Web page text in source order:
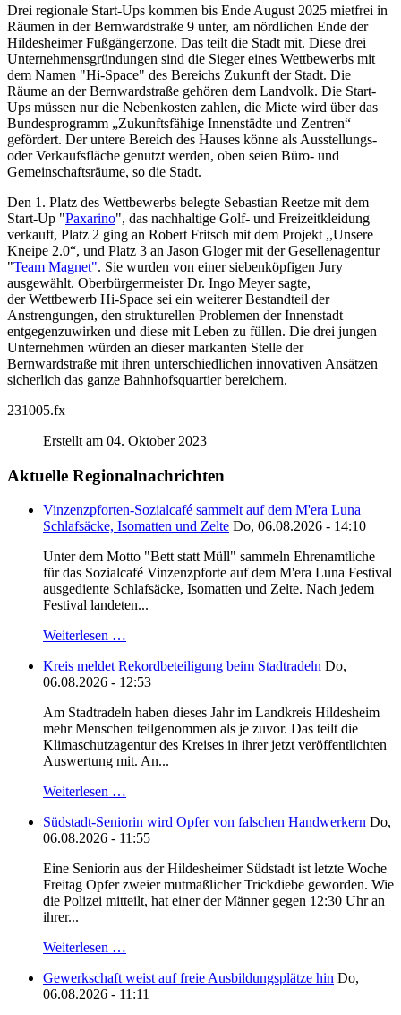
Drei regionale Start-Ups kommen bis Ende August 2025 mietfrei in
Räumen in der Bernwardstraße 9 unter, am nördlichen Ende der
Hildesheimer Fußgängerzone. Das teilt die Stadt mit. Diese drei
Unternehmensgründungen sind die Sieger eines Wettbewerbs mit
dem Namen "Hi-Space" des Bereichs Zukunft der Stadt. Die
Räume an der Bernwardstraße gehören dem Landvolk. Die Start-
Ups müssen nur die Nebenkosten zahlen, die Miete wird über das
Bundesprogramm „Zukunftsfähige Innenstädte und Zentren“
gefördert. Der untere Bereich des Hauses könne als Ausstellungs-
oder Verkaufsfläche genutzt werden, oben seien Büro- und
Gemeinschaftsräume, so die Stadt.
Den 1. Platz des Wettbewerbs belegte Sebastian Reetze mit dem
Start-Up "Paxarino", das nachhaltige Golf- und Freizeitkleidung
verkauft, Platz 2 ging an Robert Fritsch mit dem Projekt ,,Unsere
Kneipe 2.0“, und Platz 3 an Jason Gloger mit der Gesellenagentur
"Team Magnet". Sie wurden von einer siebenköpfigen Jury
ausgewählt. Oberbürgermeister Dr. Ingo Meyer sagte,
derWettbewerb Hi-Space sei ein weiterer Bestandteil der
Anstrengungen, den strukturellen Problemen der Innenstadt
entgegenzuwirken und diese mit Leben zu füllen. Die drei jungen
Unternehmen würden an dieser markanten Stelle der
Bernwardstraße mit ihren unterschiedlichen innovativen Ansätzen
sicherlich das ganze Bahnhofsquartier bereichern.
231005.fx
Erstellt am 04. Oktober 2023
Aktuelle Regionalnachrichten
Vinzenzpforten-Sozialcafé sammelt auf dem M'era Luna
Schlafsäcke, Isomatten und Zelte Do, 06.08.2026 - 14:10
Unter dem Motto "Bett statt Müll" sammeln Ehrenamtliche
für das Sozialcafé Vinzenzpforte auf dem M'era Luna Festival
ausgediente Schlafsäcke, Isomatten und Zelte. Nach jedem
Festival landeten...
Weiterlesen …
Kreis meldet Rekordbeteiligung beim Stadtradeln Do,
06.08.2026 - 12:53
Am Stadtradeln haben dieses Jahr im Landkreis Hildesheim
mehr Menschen teilgenommen als je zuvor. Das teilt die
Klimaschutzagentur des Kreises in ihrer jetzt veröffentlichten
Auswertung mit. An...
Weiterlesen …
Südstadt-Seniorin wird Opfer von falschen Handwerkern Do,
06.08.2026 - 11:55
Eine Seniorin aus der Hildesheimer Südstadt ist letzte Woche
Freitag Opfer zweier mutmaßlicher Trickdiebe geworden. Wie
die Polizei mitteilt, hat einer der Männer gegen 12:30 Uhr an
ihrer...
Weiterlesen …
Gewerkschaft weist auf freie Ausbildungsplätze hin Do,
06.08.2026 - 11:11